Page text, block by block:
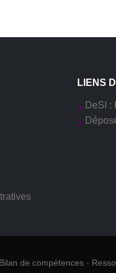
LIENS
DeSI :
Bilan de compétences -